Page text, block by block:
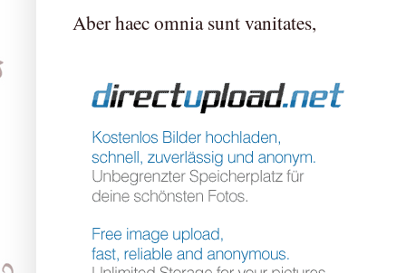
Aber haec omnia sunt vanitates,